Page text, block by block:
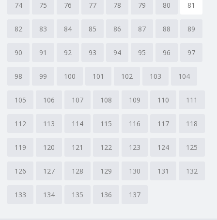
74 75 76 77 78 79 80 81
82 83 84 85 86 87 88 89
90 91 92 93 94 95 96 97
98 99 100 101 102 103 104
105 106 107 108 109 110 111
112 113 114 115 116 117 118
119 120 121 122 123 124 125
126 127 128 129 130 131 132
133 134 135 136 137